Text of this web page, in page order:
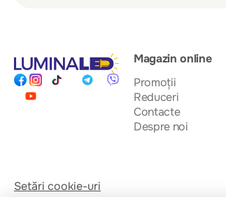
Magazin online
Promoții
Reduceri
Contacte
Despre noi
Setări cookie-uri